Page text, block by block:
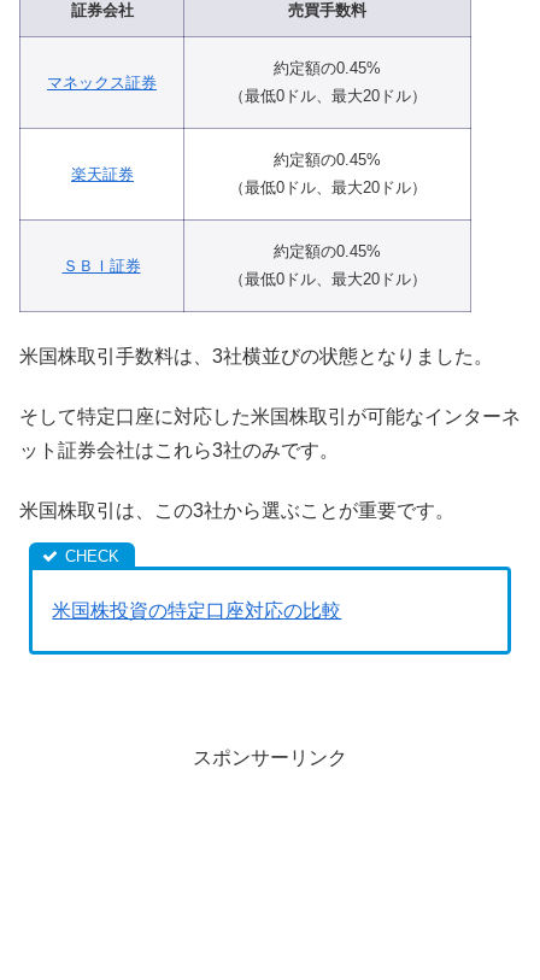
証券会社 売買手数料
マネックス証券
約定額の0.45%
（最低0ドル、最大20ドル）
楽天証券
約定額の0.45%
（最低0ドル、最大20ドル）
ＳＢＩ証券
約定額の0.45%
（最低0ドル、最大20ドル）
米国株取引手数料は、3社横並びの状態となりました。
そして特定口座に対応した米国株取引が可能なインターネ
ット証券会社はこれら3社のみです。
米国株取引は、この3社から選ぶことが重要です。
米国株投資の特定口座対応の比較
スポンサーリンク